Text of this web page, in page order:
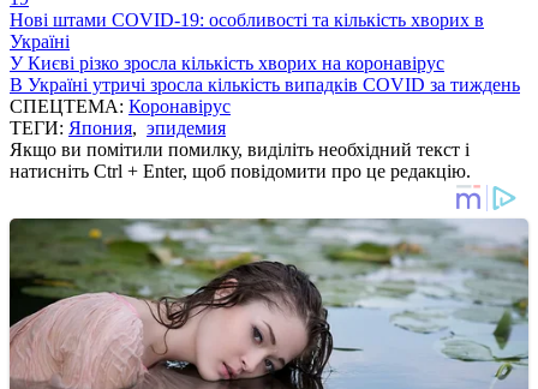
Нові штами COVID-19: особливості та кількість хворих в
Україні
У Києві різко зросла кількість хворих на коронавірус
В Україні утричі зросла кількість випадків COVID за тиждень
СПЕЦТЕМА: Коронавірус
ТЕГИ: Япония, эпидемия
Якщо ви помітили помилку, виділіть необхідний текст і
натисніть Ctrl + Enter, щоб повідомити про це редакцію.